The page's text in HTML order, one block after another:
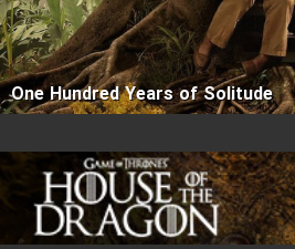
One Hundred Years of Solitude